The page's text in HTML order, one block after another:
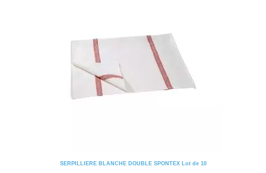
SERPILLIERE BLANCHE DOUBLE SPONTEX Lot de 10